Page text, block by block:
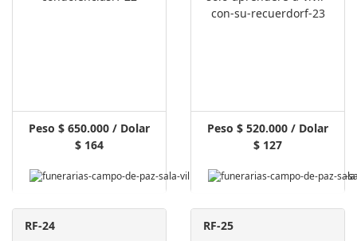
Peso $ 650.000 / Dolar
$ 164
Peso $ 520.000 / Dolar
$ 127
RF-24 RF-25